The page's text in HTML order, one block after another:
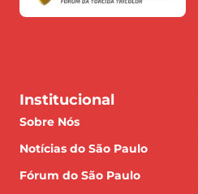
Institucional
Sobre Nós
Notícias do São Paulo
Fórum do São Paulo